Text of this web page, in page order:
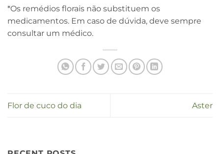
*Os remédios florais não substituem os
medicamentos. Em caso de dúvida, deve sempre
consultar um médico.
Flor de cuco do dia Aster